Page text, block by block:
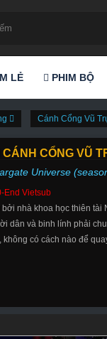
LẺ PHIM BỘ
Cánh Cổng Vũ
CÁNH CỔNG VŨ
Universe
End Vietsub
nhà khoa học thiên tài
dân và binh lính phải
không có cách nào để